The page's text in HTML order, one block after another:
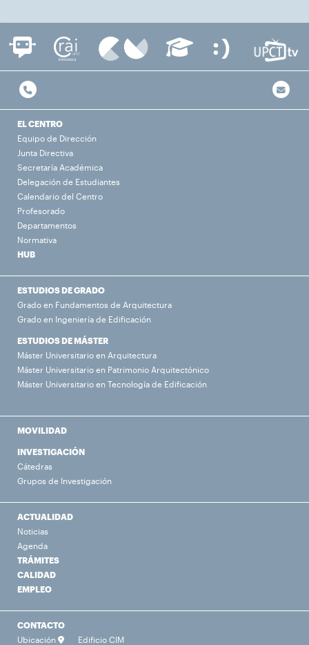
EL CENTRO
Equipo de Dirección
Junta Directiva
Secretaría Académica
Delegación de Estudiantes
Calendario del Centro
Profesorado
Departamentos
Normativa
HUB
ESTUDIOS DE GRADO
Grado en Fundamentos de Arquitectura
Grado en Ingeniería de Edificación
ESTUDIOS DE MÁSTER
Máster Universitario en Arquitectura
Máster Universitario en Patrimonio Arquitectónico
Máster Universitario en Tecnología de Edificación
MOVILIDAD
INVESTIGACIÓN
Cátedras
Grupos de Investigación
ACTUALIDAD
Noticias
Agenda
TRÁMITES
CALIDAD
EMPLEO
CONTACTO
Ubicación
Edificio CIM